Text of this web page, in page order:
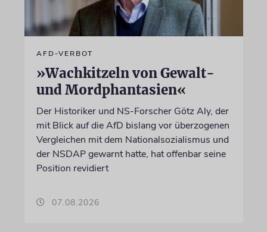
AFD-VERBOT
»Wachkitzeln von Gewalt-
und Mordphantasien«
Der Historiker und NS-Forscher Götz Aly, der
mit Blick auf die AfD bislang vor überzogenen
Vergleichen mit dem Nationalsozialismus und
der NSDAP gewarnt hatte, hat offenbar seine
Position revidiert
07.08.2026